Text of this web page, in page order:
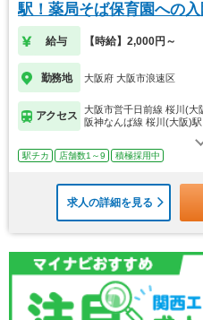
駅！薬局そば保育園への
す
給与 【時給】2,000円～
勤務地 大阪府 大阪市浪速区
アクセス
大阪市営千日前線 桜川(大
阪神なんば線 桜川(大阪)駅
駅チカ 店舗数1～9 積極採用中
求人の詳細を見る